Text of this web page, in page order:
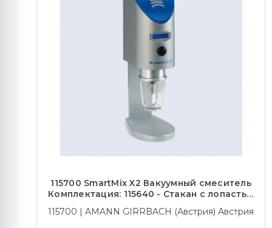
115700 SmartMix X2 Вакуумный смеситель
Комплектация: 115640 - Стакан с лопастью
115700 | AMANN GIRRBACH (Австрия) Австрия